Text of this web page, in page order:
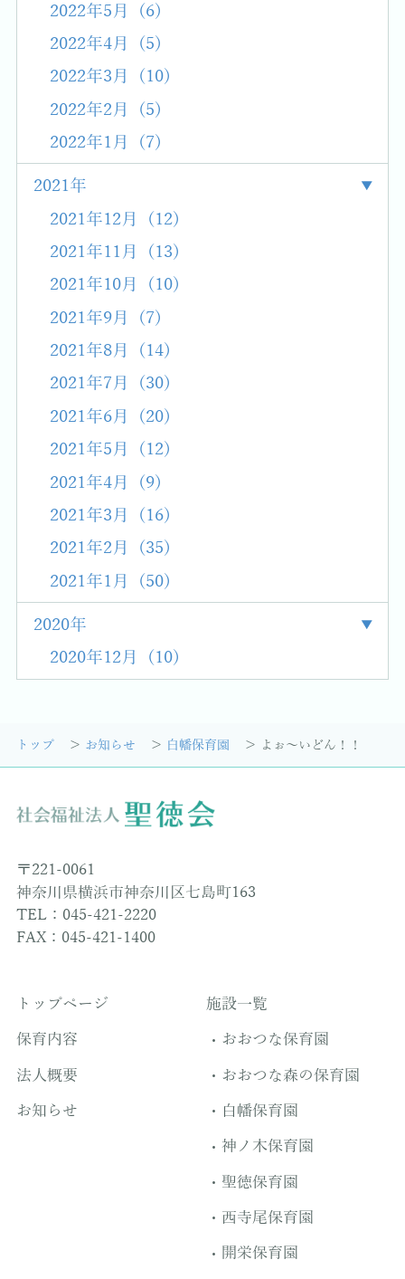
2022年5月 (6)
2022年4月 (5)
2022年3月 (10)
2022年2月 (5)
2022年1月 (7)
2021年
2021年12月 (12)
2021年11月 (13)
2021年10月 (10)
2021年9月 (7)
2021年8月 (14)
2021年7月 (30)
2021年6月 (20)
2021年5月 (12)
2021年4月 (9)
2021年3月 (16)
2021年2月 (35)
2021年1月 (50)
2020年
2020年12月 (10)
トップ お知らせ 白幡保育園 よぉ～いどん！！
〒221-0061
神奈川県横浜市神奈川区七島町163
TEL：045-421-2220
FAX：045-421-1400
トップページ
保育内容
法人概要
お知らせ
施設一覧
おおつな保育園
おおつな森の保育園
白幡保育園
神ノ木保育園
聖徳保育園
西寺尾保育園
開栄保育園